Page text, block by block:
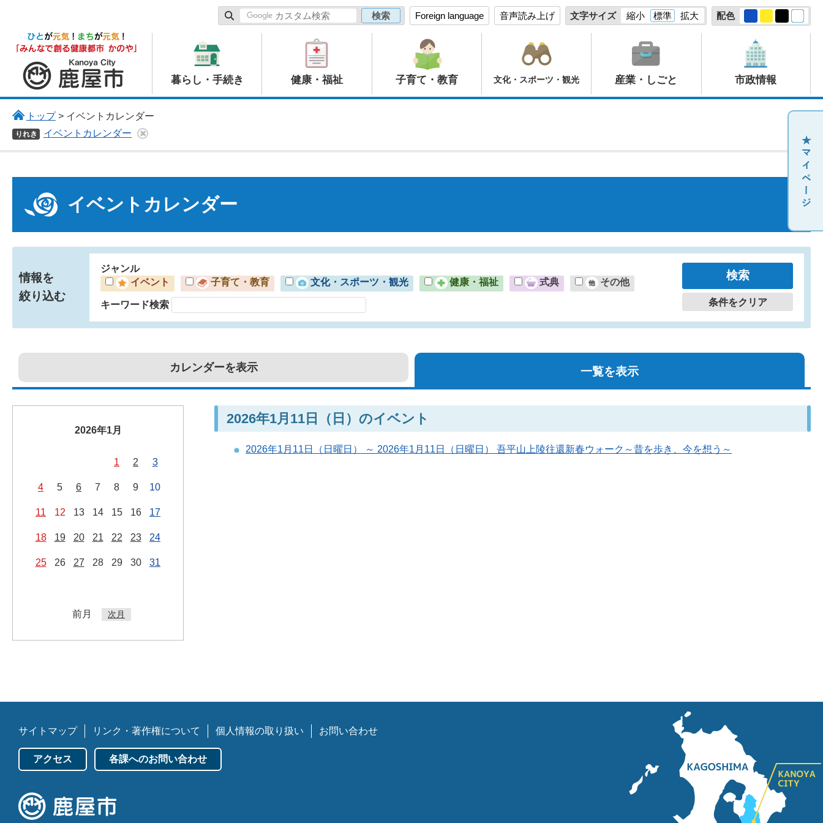
Foreign language 音声読み上げ 文字サイズ 縮小 標準 拡大 配色
鹿屋市
暮らし・手続き 健康・福祉 子育て・教育 文化・スポーツ・観光 産業・しごと 市政情報
トップ> イベントカレンダー
りれき イベントカレンダー
イベントカレンダー
情報を
絞り込む
ジャンル
イベント
子育て・教育 文化・スポーツ・観光 健康・福祉 式典 その他
キーワード検索 条件をクリア
カレンダーを表示 一覧を表示
2026年1月
1 2 3
4 5 6 7 8 9 10
11 12 13 14 15 16 17
18 19 20 21 22 23 24
25 26 27 28 29 30 31
前月 次月
2026年1月11日（日）のイベント
2026年1月11日（日曜日） ～ 2026年1月11日（日曜日） 吾平山上陵往還新春ウォーク～昔を歩き、今を想う～
サイトマップ リンク・著作権について 個人情報の取り扱い お問い合わせ
アクセス 各課へのお問い合わせ